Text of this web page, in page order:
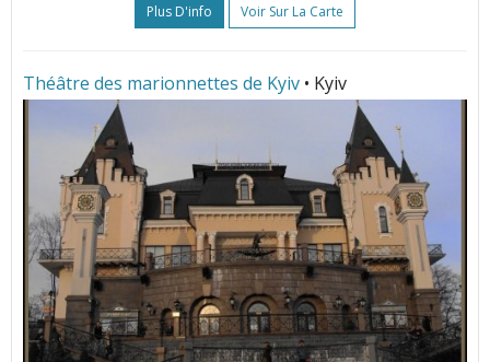
Plus D'info Voir Sur La Carte
Théâtre des marionnettes de Kyiv • Kyiv